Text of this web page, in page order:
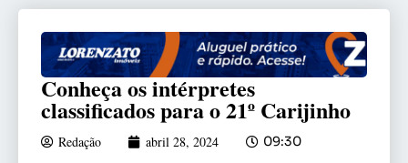
Conheça os intérpretes
classificados para o 21º Carijinho
Redação abril 28, 2024 09:30